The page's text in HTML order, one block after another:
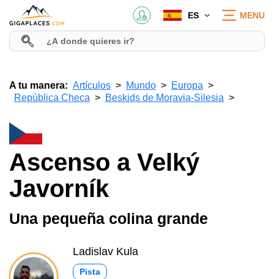
ES MENU
A tu manera: Artículos Mundo
Europa
República Checa
Beskids de Moravia-Silesia
Ascenso a Velký
Javorník
Una pequeña colina grande
Ladislav Kula
Pista